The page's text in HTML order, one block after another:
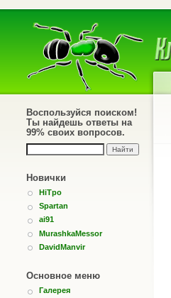
Воспользуйся поиском!
Ты найдешь ответы на
99% своих вопросов.
Новички
HiTpo
Spartan
ai91
MurashkaMessor
DavidManvir
Основное меню
Галерея